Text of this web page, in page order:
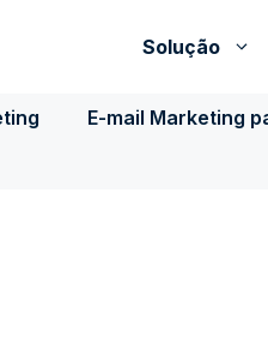
Solução
E-mail Marketing